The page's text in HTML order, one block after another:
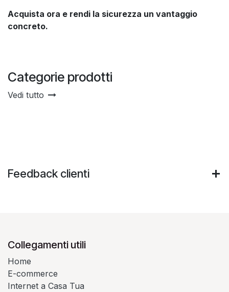
Acquista ora e rendi la sicurezza un vantaggio
concreto.
Categorie prodotti
Vedi tutto
Feedback clienti
Collegamenti utili
Home
E-commerce
Internet a Casa Tua